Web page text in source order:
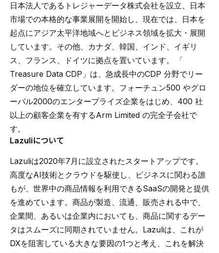
⽇本法⼈であるトレジャーデータ株式会社を設⽴、⽇本
市場での本格的な事業展開を開始し、現在では、⽇本を
起点にアジア太平洋地域へとビジネス領域を拡⼤・展開
しています。その他、カナダ、韓国、インド、イギリ
ス、フランス、ドイツに拠点を置いています。
「
Treasure Data CDP」は、急成⻑中のCDP 分野でリー
ダーの地位を確⽴しています。フォーチュン500 やグロ
ーバル2000のエンタープライズ企業をはじめ、400 社
以上の顧客企業を有するArm Limited の完全⼦会社で
す。
Lazuliについて
Lazuliは2020年7月に設立されたスタートアップです。
高度なAI技術とクラウドを駆使し、ビジネスに関わる誰
もが、世界中の商品情報を利用できるSaaSの開発と提供
を進めています。商品が製造、流通、販売される中で、
企業間、あるいは企業内においても、商品に関するデー
タはスムーズに同期されていません。Lazuliは、これが
DXを阻害している大きな要因の1つと考え、これを解決